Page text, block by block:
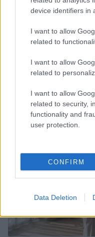
device identifiers in
I want to allow
related to
I want to allow
related to
I want to allow
related to security,
functionality and
user protection.
CONFIRM
Data Deletion
Mostre di moda
Bard e gli eventi
BENESSERE